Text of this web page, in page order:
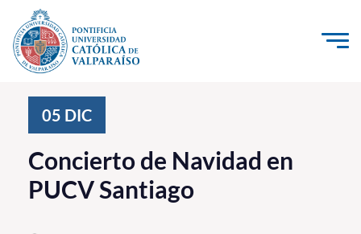
Click acá para ir directamente al contenido
Investigación, Creación e Innovación
PUCV Internacional
Vinculación con el Medio
05 DIC
Concierto de Navidad en
PUCV Santiago